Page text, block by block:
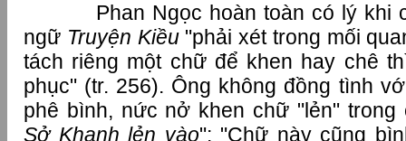
Phan Ngọc hoàn toàn có lý khi
ngữ Truyện Kiều"phải xét trong mối
tách riêng một chữ để khen hay chê
phục" (tr. 256). Ông không đồng tình
phê bình, nức nở khen chữ "lẻn" trong
Sở Khanh lẻn vào": "Chữ này cũng